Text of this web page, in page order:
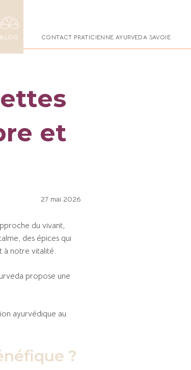
BLOG CONTACT PRATICIENNE AYURVEDA SAVOIE
et
27 mai 2026
du vivant,
des épices qui
à notre vitalité.
propose une
ayurvédique au
?